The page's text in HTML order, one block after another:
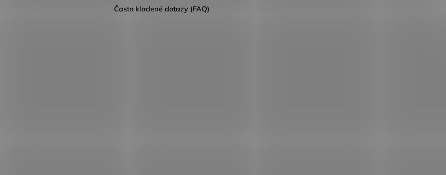
Často kladené dotazy (FAQ)